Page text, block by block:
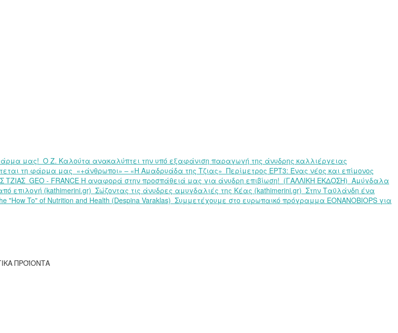
μας! Ο Ζ. Καλούτα ανακαλύπτει την υπό εξαφάνιση παραγωγή της άνυδρης καλλιέργειας
τη φάρμα μας «+άνθρωποι» – «Η Αμαδρυάδα της Τζιας» Περίμετρος ΕΡΤ3: Ένας νέος και επίμονος
ΤΖΙΑΣ GEO - FRANCE Η αναφορά στην προσπάθειά μας για άνυδρη επιβίωση! (ΓΑΛΛΙΚΗ ΕΚΔΟΣΗ) Αμύγδαλα
επιλογή (kathimerini.gr) Σώζοντας τις άνυδρες αμυγδαλιές της Κέας (kathimerini.gr) Στην Ταϋλάνδη ένα
"How To" of Nutrition and Health (Despina Varaklas) Συμμετέχουμε στο ευρωπαικό πρόγραμμα EONANOBIOPS για